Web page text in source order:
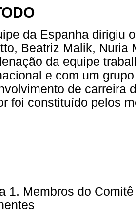
da Espanha dirigiu
Beatriz Malik, Nuria
da equipe
e com um
de carreira
foi constituído pelos
1. Membros do